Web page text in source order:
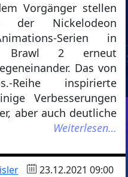
Vorgänger stellen
der Nickelodeon
Serien in
Brawl 2 erneut
Das von
Reihe inspirierte
Verbesserungen
aber auch deutliche
Weiterlesen…
23.12.2021 09:00